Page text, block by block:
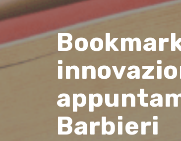
Barbieri